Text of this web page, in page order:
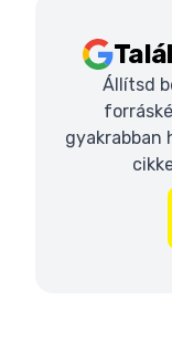
Állítsd
gyakrabban